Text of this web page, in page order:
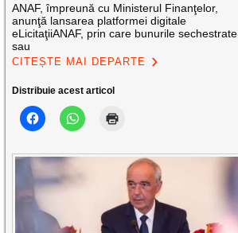
ANAF, împreună cu Ministerul Finanţelor,
anunţă lansarea platformei digitale
eLicitaţiiANAF, prin care bunurile sechestrate
sau
CITEȘTE MAI DEPARTE
Distribuie acest articol